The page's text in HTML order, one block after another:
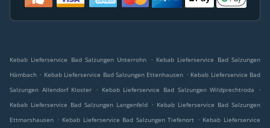
Kebab Lieferservice Bad Salzungen Unterrohn . Kebab Lieferservice Bad Salzungen
Hämbach . Kebab Lieferservice Bad Salzungen Ettenhausen . Kebab Lieferservice Bad
Salzungen Allendorf Kloster
. Kebab Lieferservice Bad Salzungen Wildprechtroda
.
Kebab Lieferservice Bad Salzungen Langenfeld . Kebab Lieferservice Bad Salzungen
Ettmarshausen . Kebab Lieferservice Bad Salzungen Tiefenort . Kebab Lieferservice